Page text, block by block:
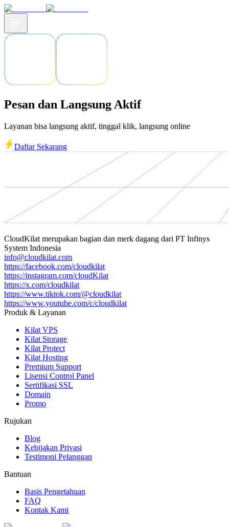
Pesan dan Langsung Aktif
Layanan bisa langsung aktif, tinggal klik, langsung online
Daftar Sekarang
CloudKilat merupakan bagian dan merk dagang dari PT Infinys
System Indonesia
info@cloudkilat.com
https://facebook.com/cloudkilat
https://instagram.com/cloudKilat
https://x.com/cloudkilat
https://www.tiktok.com/@cloudkilat
https://www.youtube.com/c/cloudkilat
Produk & Layanan
Kilat VPS
Kilat Storage
Kilat Protect
Kilat Hosting
Premium Support
Lisensi Control Panel
Sertifikasi SSL
Domain
Promo
Rujukan
Blog
Kebijakan Privasi
Testimoni Pelanggan
Bantuan
Basis Pengetahuan
FAQ
Kontak Kami